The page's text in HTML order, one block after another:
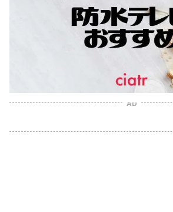
AD